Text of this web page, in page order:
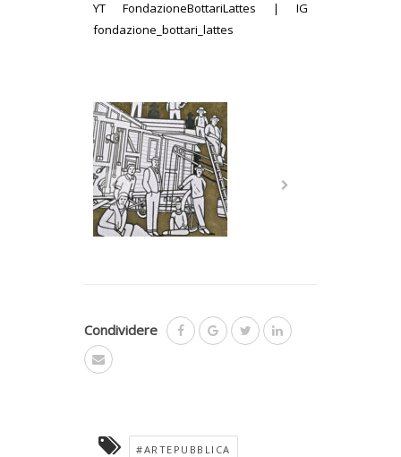
YT FondazioneBottariLattes | IG
fondazione_bottari_lattes
Condividere
#ARTEPUBBLICA